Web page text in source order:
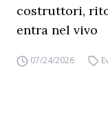
costruttori,
entra nel vivo
07/24/2026